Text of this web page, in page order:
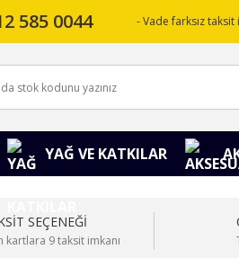
585 0044 - Vade farksız taksit
YAĞ VE KATKILAR
SEÇENEĞİ
kartlara 9 taksit imkanı